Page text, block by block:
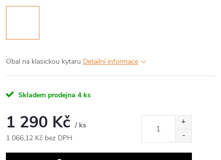
Obal na klasickou kytaru Detailní informace
Skladem prodejna 4 ks
1 290 Kč / ks
1 066,12 Kč bez DPH